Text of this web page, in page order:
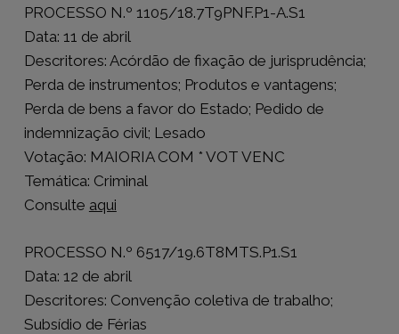
PROCESSO N.º 1105/18.7T9PNF.P1-A.S1
Data: 11 de abril
Descritores: Acórdão de fixação de jurisprudência;
Perda de instrumentos; Produtos e vantagens;
Perda de bens a favor do Estado; Pedido de
indemnização civil; Lesado
Votação: MAIORIA COM * VOT VENC
Temática: Criminal
Consulte aqui
PROCESSO N.º 6517/19.6T8MTS.P1.S1
Data: 12 de abril
Descritores: Convenção coletiva de trabalho;
Subsídio de Férias